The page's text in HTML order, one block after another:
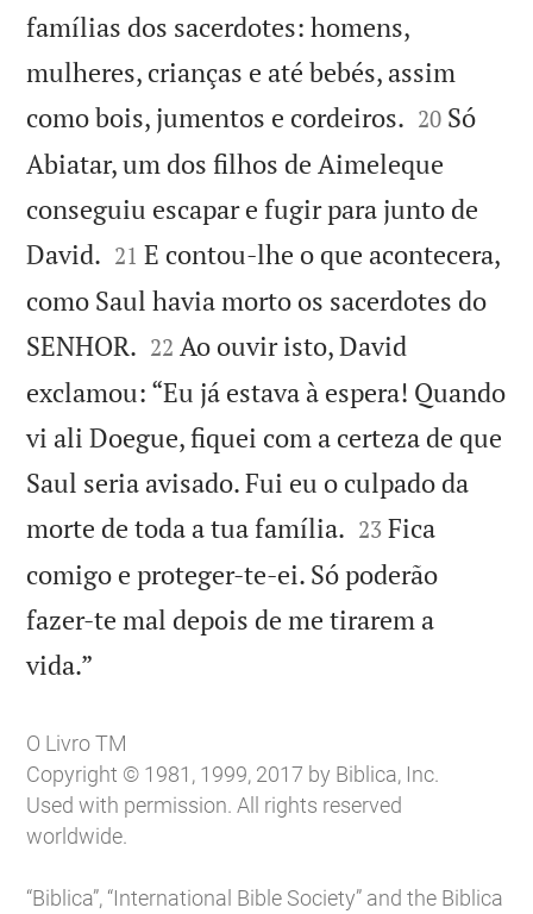
famílias dos sacerdotes: homens,
mulheres, crianças e até bebés, assim
como bois, jumentos e cordeiros. 

20 Só
Abiatar, um dos filhos de Aimeleque
conseguiu escapar e fugir para junto de
David. 

21 E contou-lhe o que acontecera,
como Saul havia morto os sacerdotes do
SENHOR. 

22 Ao ouvir isto, David
exclamou: “Eu já estava à espera! Quando
vi ali Doegue, fiquei com a certeza de que
Saul seria avisado. Fui eu o culpado da
morte de toda a tua família. 

23 Fica
comigo e proteger-te-ei. Só poderão
fazer-te mal depois de me tirarem a
vida.”
O Livro TM
Copyright © 1981, 1999, 2017 by Biblica, Inc.
Used with permission. All rights reserved
worldwide.
“Biblica”, “International Bible Society” and the Biblica